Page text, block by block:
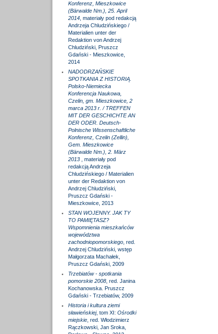
Konferenz, Mieszkowice
(Bärwalde Nm.), 25. April
2014, materiały pod redakcją
Andrzeja Chludzińskiego /
Materialien unter der
Redaktion von Andrzej
Chludziński, Pruszcz
Gdański - Mieszkowice,
2014
NADODRZAŃSKIE
SPOTKANIA Z HISTORIĄ.
Polsko-Niemiecka
Konferencja Naukowa,
Czelin, gm. Mieszkowice, 2
marca 2013 r. / TREFFEN
MIT DER GESCHICHTE AN
DER ODER. Deutsch-
Polnische Wissenschaftliche
Konferenz, Czelin (Zellin),
Gem. Mieszkowice
(Bärwalde Nm.), 2. März
2013
, materiały pod
redakcją Andrzeja
Chludzińskiego / Materialien
unter der Redaktion von
Andrzej Chludziński,
Pruszcz Gdański -
Mieszkowice, 2013
STAN WOJENNY. JAK TY
TO PAMIĘTASZ?
Wspomnienia mieszkańców
województwa
zachodniopomorskiego, red.
Andrzej Chludziński, wstęp
Małgorzata Machałek,
Pruszcz Gdański, 2009
Trzebiatów - spotkania
pomorskie 2008, red. Janina
Kochanowska. Pruszcz
Gdański - Trzebiatów, 2009
Historia i kultura ziemi
sławieńskiej, tom XI: Ośrodki
miejskie, red. Włodzimierz
Rączkowski, Jan Sroka,